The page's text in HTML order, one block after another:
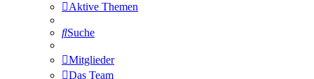
Aktive Themen
Suche
Mitglieder
Das Team